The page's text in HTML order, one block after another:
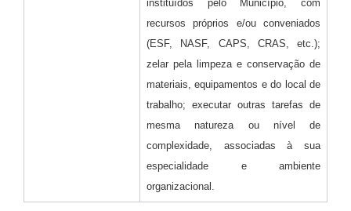
instituídos pelo Município, com
recursos próprios e/ou conveniados
(ESF, NASF, CAPS, CRAS, etc.);
zelar pela limpeza e conservação de
materiais, equipamentos e do local de
trabalho; executar outras tarefas de
mesma natureza ou nível de
complexidade, associadas à sua
especialidade e ambiente
organizacional.